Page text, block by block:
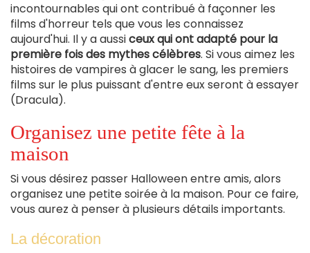
incontournables qui ont contribué à façonner les
films d'horreur tels que vous les connaissez
aujourd'hui. Il y a aussiceux qui ont adapté pour la
première fois des mythes célèbres. Si vous aimez les
histoires de vampires à glacer le sang, les premiers
films sur le plus puissant d'entre eux seront à essayer
(Dracula).
Organisez une petite fête à la
maison
Si vous désirez passer Halloween entre amis, alors
organisez une petite soirée à la maison. Pour ce faire,
vous aurez à penser à plusieurs détails importants.
La décoration